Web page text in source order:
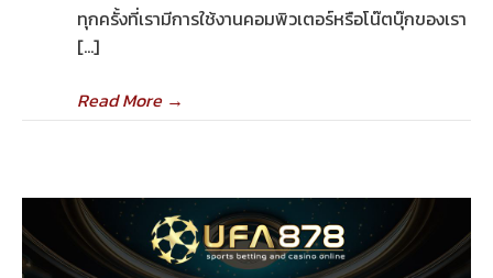
ทุกครั้งที่เรามีการใช้งานคอมพิวเตอร์หรือโน๊ตบุ๊กของเรา
[…]
Read More→